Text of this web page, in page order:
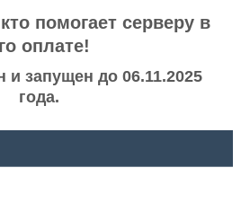
помогает серверу в
оплате!
и запущен до 06.11.2025
года.